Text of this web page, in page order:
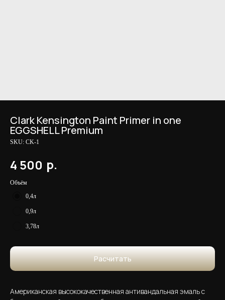
Clark Kensington Paint Primer in one
EGGSHELL Premium
SKU: CK-1
4 500 р.
Объём
0,4л
0,9л
3,78л
Расчитать
Американская высококачественная антивандальная эмаль с